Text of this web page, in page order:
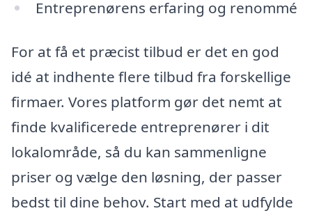
Entreprenørens erfaring og renommé
For at få et præcist tilbud er det en god
idé at indhente flere tilbud fra forskellige
firmaer. Vores platform gør det nemt at
finde kvalificerede entreprenører i dit
lokalområde, så du kan sammenligne
priser og vælge den løsning, der passer
bedst til dine behov. Start med at udfylde